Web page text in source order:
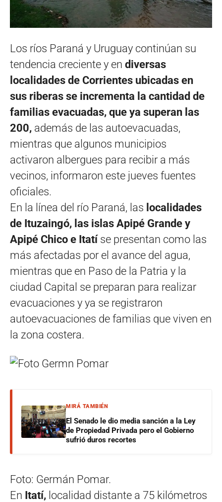
Los ríos Paraná y Uruguay continúan su
tendencia creciente y en diversas
localidades de Corrientes ubicadas en
sus riberas se incrementa la cantidad de
familias evacuadas, que ya superan las
200, además de las autoevacuadas,
mientras que algunos municipios
activaron albergues para recibir a más
vecinos, informaron este jueves fuentes
oficiales.
En la línea del río Paraná, las localidades
de Ituzaingó, las islas Apipé Grande y
Apipé Chico e Itatí se presentan como las
más afectadas por el avance del agua,
mientras que en Paso de la Patria y la
ciudad Capital se preparan para realizar
evacuaciones y ya se registraron
autoevacuaciones de familias que viven en
la zona costera.
MIRÁ TAMBIÉN
El Senado le dio media sanción a la Ley
de Propiedad Privada pero el Gobierno
sufrió duros recortes
Foto: Germán Pomar.
En Itatí, localidad distante a 75 kilómetros